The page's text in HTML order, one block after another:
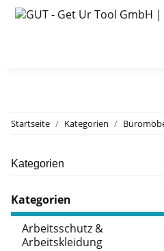
Startseite Kategorien
Kategorien
Kategorien
Arbeitsschutz &
Arbeitskleidung